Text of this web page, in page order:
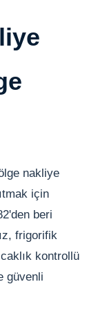
nakliye
için
beri
frigorifik
kontrollü
güvenli